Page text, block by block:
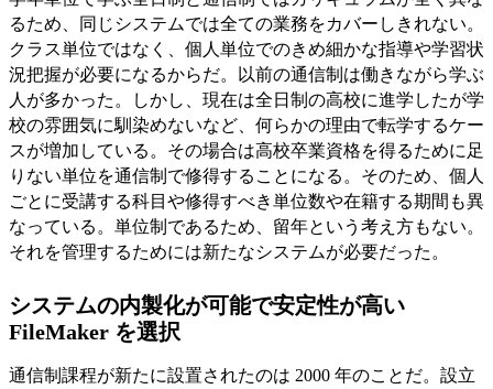
るため、同じシステムでは全ての業務をカバーしきれない。
クラス単位ではなく、個人単位でのきめ細かな指導や学習状
況把握が必要になるからだ。以前の通信制は働きながら学ぶ
人が多かった。しかし、現在は全日制の高校に進学したが学
校の雰囲気に馴染めないなど、何らかの理由で転学するケー
スが増加している。その場合は高校卒業資格を得るために足
りない単位を通信制で修得することになる。そのため、個人
ごとに受講する科目や修得すべき単位数や在籍する期間も異
なっている。単位制であるため、留年という考え方もない。
それを管理するためには新たなシステムが必要だった。
システムの内製化が可能で安定性が高い
FileMaker を選択
通信制課程が新たに設置されたのは 2000 年のことだ。設立